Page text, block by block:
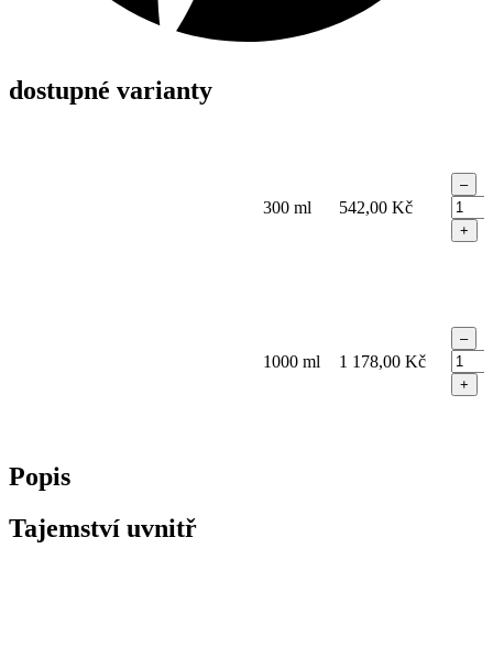
dostupné varianty
300 ml 542,00 Kč
–
Life
Violet
pro
blond
vlasy
+
1000 ml 1 178,00 Kč
–
Life
Violet
+
Popis
Tajemství uvnitř